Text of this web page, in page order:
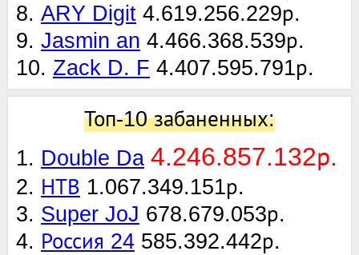
8. ARY Digit 4.619.256.229р.
9. Jasmin an 4.466.368.539р.
10. Zack D. F 4.407.595.791р.
Топ-10 забаненных:
1. Double Da 4.246.857.132р.
2. НТВ 1.067.349.151р.
3. Super JoJ 678.679.053р.
4. Россия 24 585.392.442р.